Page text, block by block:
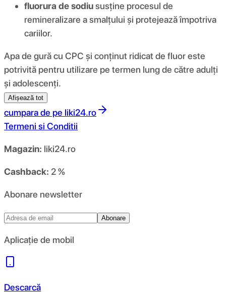
fluorura de sodiususține procesul de
remineralizare a smalțului și protejează împotriva
cariilor.
Apa de gură cu CPC și conținut ridicat de fluor este
potrivită pentru utilizare pe termen lung de către adulți
și adolescenți.
Afișează tot
cumpara de pe liki24.ro
Termeni si Conditii
Magazin: liki24.ro
Cashback: 2 %
Abonare newsletter
Abonare
Aplicație de mobil
Descarcă